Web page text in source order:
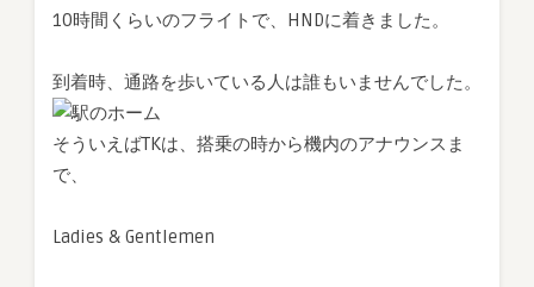
10時間くらいのフライトで、HNDに着きました。
到着時、通路を歩いている人は誰もいませんでした。
そういえばTKは、搭乗の時から機内のアナウンスま
で、
Ladies & Gentlemen